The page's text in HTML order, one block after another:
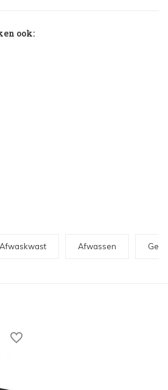
ook:
Afwaskwast Afwassen